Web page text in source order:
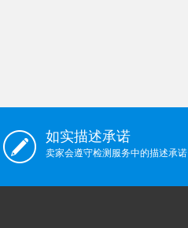
如实描述承诺
卖家会遵守检测服务中的描述承诺